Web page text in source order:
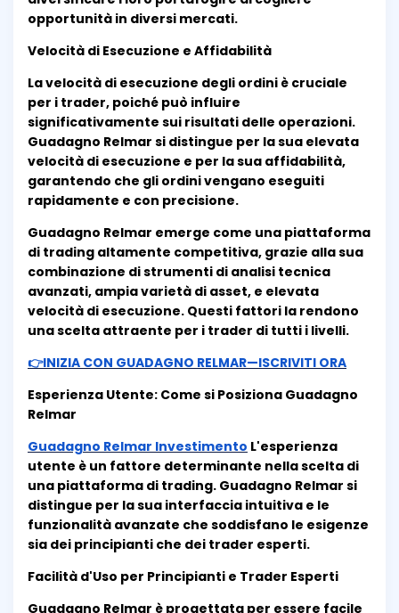
opportunità in diversi mercati.
Velocità di Esecuzione e Affidabilità
La velocità di esecuzione degli ordini è cruciale
per i trader, poiché può influire
significativamente sui risultati delle operazioni.
Guadagno Relmar si distingue per la sua elevata
velocità di esecuzione e per la sua affidabilità,
garantendo che gli ordini vengano eseguiti
rapidamente e con precisione.
Guadagno Relmar emerge come una piattaforma
di trading altamente competitiva, grazie alla sua
combinazione di strumenti di analisi tecnica
avanzati, ampia varietà di asset, e elevata
velocità di esecuzione. Questi fattori la rendono
una scelta attraente per i trader di tutti i livelli.
👉INIZIA CON GUADAGNO RELMAR—ISCRIVITI ORA
Esperienza Utente: Come si Posiziona Guadagno
Relmar
Guadagno Relmar Investimento L'esperienza
utente è un fattore determinante nella scelta di
una piattaforma di trading. Guadagno Relmar si
distingue per la sua interfaccia intuitiva e le
funzionalità avanzate che soddisfano le esigenze
sia dei principianti che dei trader esperti.
Facilità d'Uso per Principianti e Trader Esperti
Guadagno Relmar è progettata per essere facile